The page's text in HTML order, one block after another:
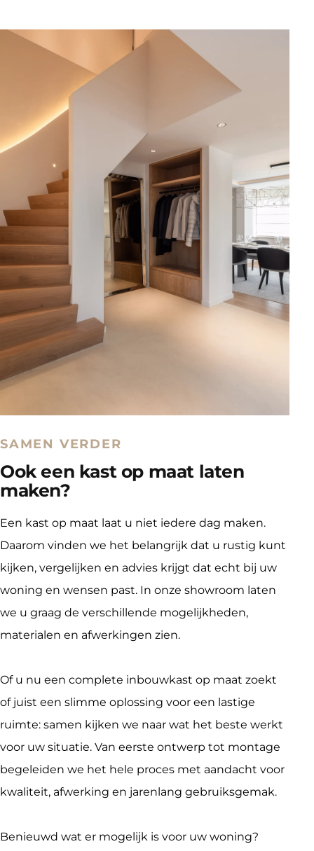
SAMEN VERDER
Ook een kast op maat laten
maken?
Een kast op maat laat u niet iedere dag maken.
Daarom vinden we het belangrijk dat u rustig kunt
kijken, vergelijken en advies krijgt dat echt bij uw
woning en wensen past. In onze showroom laten
we u graag de verschillende mogelijkheden,
materialen en afwerkingen zien.
Of u nu een complete inbouwkast op maat zoekt
of juist een slimme oplossing voor een lastige
ruimte: samen kijken we naar wat het beste werkt
voor uw situatie. Van eerste ontwerp tot montage
begeleiden we het hele proces met aandacht voor
kwaliteit, afwerking en jarenlang gebruiksgemak.
Benieuwd wat er mogelijk is voor uw woning?